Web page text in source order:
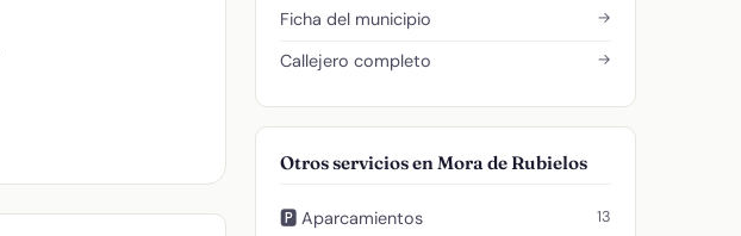
Ficha del municipio →
Callejero completo →
Otros servicios en Mora de Rubielos
🅿️ Aparcamientos 13